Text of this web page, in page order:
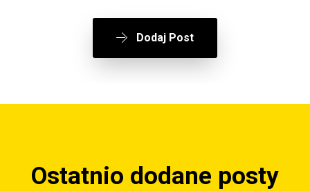
Dodaj Post
Ostatnio dodane posty